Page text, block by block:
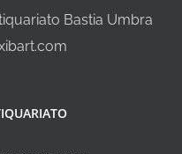
Bastia Umbra